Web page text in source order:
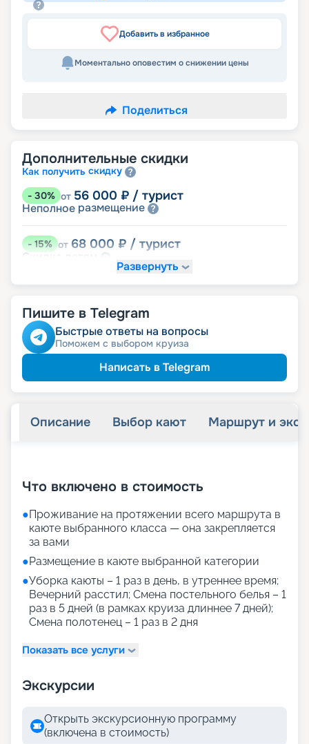
Добавить в избранное
Моментально оповестим о снижении цены
Поделиться
Дополнительные скидки
Как получить скидку
- 30% от 56 000 ₽ / турист
Неполное размещение
-15% от 68 000 ₽ / турист
Скидка
Скидка
пенсионерам
Скидка сотрудникам силовых
Скидкаветеранам
Скидка многодетнымсемьям
Развернуть
Пишите в Telegram
Быстрые ответы на вопросы
Поможем с выбором круиза
Написать в Telegram
Описание Выбор кают Маршрут и
Что включено в стоимость
●Проживание на протяжении всего маршрута в
каюте выбранного класса — она закрепляется
за вами
●Размещение в каюте выбранной категории
●Уборка каюты – 1 раз в день, в утреннее время;
Вечерний расстил; Смена постельного белья – 1
раз в 5 дней (в рамках круиза длиннее 7 дней);
Смена полотенец – 1 раз в 2 дня
Показать все услуги
Экскурсии
Открыть экскурсионную программу
(включена в стоимость)